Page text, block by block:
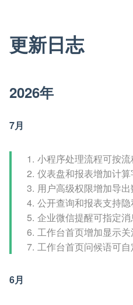
更新日志
2026年
7月
小程序处理流程可按
仪表盘和报表增加计
用户高级权限增加导
公开查询和报表支持
企业微信提醒可指定
工作台首页增加显示
工作台首页问候语可自
6月